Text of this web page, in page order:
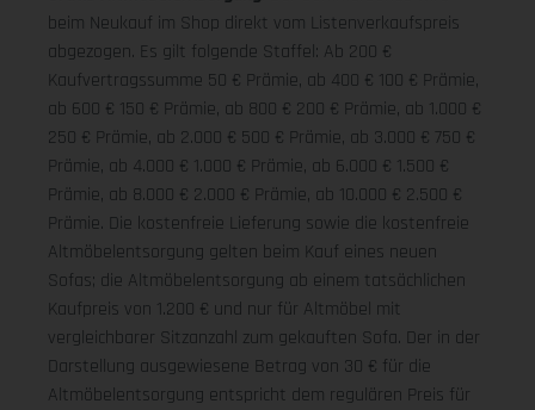
beim Neukauf im Shop direkt vom Listenverkaufspreis
abgezogen. Es gilt folgende Staffel: Ab 200 €
Kaufvertragssumme 50 € Prämie, ab 400 € 100 € Prämie,
ab 600 € 150 € Prämie, ab 800 € 200 € Prämie, ab 1.000 €
250 € Prämie, ab 2.000 € 500 € Prämie, ab 3.000 € 750 €
Prämie, ab 4.000 € 1.000 € Prämie, ab 6.000 € 1.500 €
Prämie, ab 8.000 € 2.000 € Prämie, ab 10.000 € 2.500 €
Prämie. Die kostenfreie Lieferung sowie die kostenfreie
Altmöbelentsorgung gelten beim Kauf eines neuen
Sofas; die Altmöbelentsorgung ab einem tatsächlichen
Kaufpreis von 1.200 € und nur für Altmöbel mit
vergleichbarer Sitzanzahl zum gekauften Sofa. Der in der
Darstellung ausgewiesene Betrag von 30 € für die
Altmöbelentsorgung entspricht dem regulären Preis für